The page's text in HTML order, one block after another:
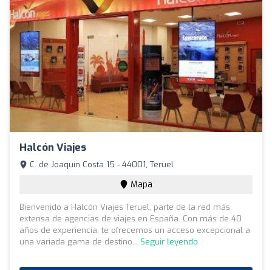
Halcón Viajes
C. de Joaquín Costa 15 - 44001, Teruel
Mapa
Bienvenido a Halcón Viajes Teruel, parte de la red más
extensa de agencias de viajes en España. Con más de 40
años de experiencia, te ofrecemos un acceso excepcional a
una variada gama de destino... Seguir leyendo